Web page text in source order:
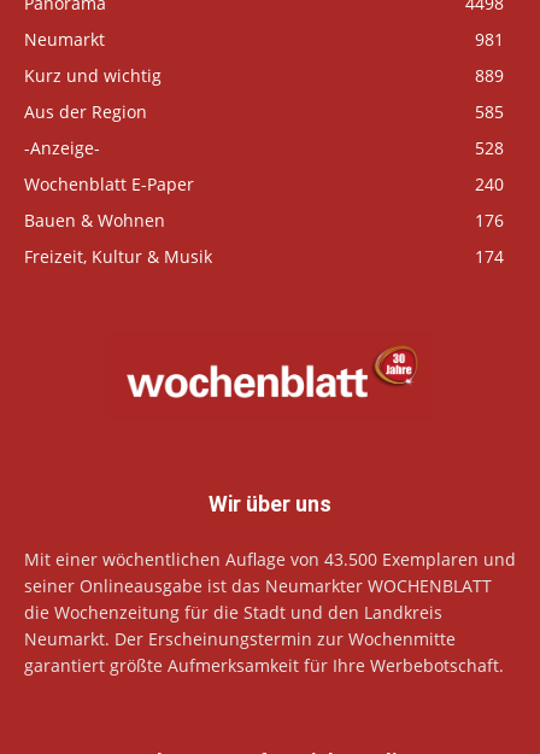
Neumarkt
981
Kurz und wichtig
889
Aus der Region
585
-Anzeige-
528
Wochenblatt E-Paper
240
Bauen & Wohnen
176
Freizeit, Kultur & Musik
174
Wir über uns
Mit einer wöchentlichen Auflage von 43.500 Exemplaren und
seiner Onlineausgabe ist das Neumarkter WOCHENBLATT
die Wochenzeitung für die Stadt und den Landkreis
Neumarkt. Der Erscheinungstermin zur Wochenmitte
garantiert größte Aufmerksamkeit für Ihre Werbebotschaft.